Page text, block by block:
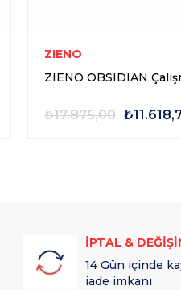
ZIENO
ZIENO OBSIDIAN
₺17.875,00
İPTAL &
14 Gün içinde
iade imkanı